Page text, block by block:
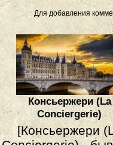
Для добавления
Консьержери (La
Conciergerie)
[Консьержери